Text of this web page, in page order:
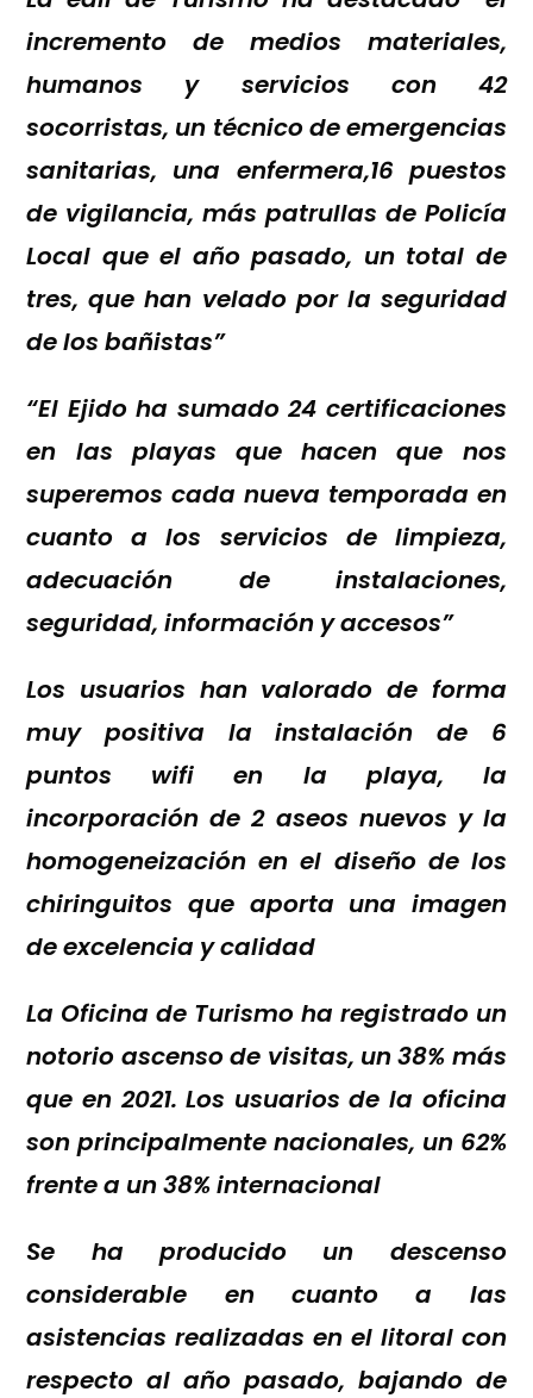
incremento de medios materiales,
humanos y servicios con 42
socorristas, un técnico de emergencias
sanitarias, una enfermera,16 puestos
de vigilancia, más patrullas de Policía
Local que el año pasado, un total de
tres, que han velado por la seguridad
de los bañistas”
“El Ejido ha sumado 24 certificaciones
en las playas que hacen que nos
superemos cada nueva temporada en
cuanto a los servicios de limpieza,
adecuación de instalaciones,
seguridad, información y accesos”
Los usuarios han valorado de forma
muy positiva la instalación de 6
puntos wifi en la playa, la
incorporación de 2 aseos nuevos y la
homogeneización en el diseño de los
chiringuitos que aporta una imagen
de excelencia y calidad
La Oficina de Turismo ha registrado un
notorio ascenso de visitas, un 38% más
que en 2021. Los usuarios de la oficina
son principalmente nacionales, un 62%
frente a un 38% internacional
Se ha producido un descenso
considerable en cuanto a las
asistencias realizadas en el litoral con
respecto al año pasado, bajando de